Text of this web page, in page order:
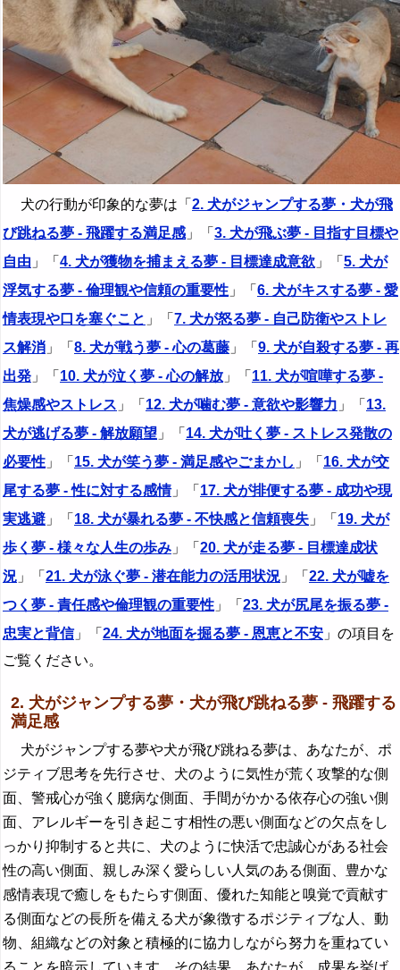
犬の行動が印象的な夢は「 2. 犬がジャンプする夢・犬が飛
び跳ねる夢 - 飛躍する満足感 」「 3. 犬が飛ぶ夢 - 目指す目標や
自由 」「 4. 犬が獲物を捕まえる夢 - 目標達成意欲 」「 5. 犬が
浮気する夢 - 倫理観や信頼の重要性 」「 6. 犬がキスする夢 - 愛
情表現や口を塞ぐこと 」「 7. 犬が怒る夢 - 自己防衛やストレ
ス解消 」「 8. 犬が戦う夢 - 心の葛藤 」「 9. 犬が自殺する夢 - 再
出発 」「 10. 犬が泣く夢 - 心の解放 」「 11. 犬が喧嘩する夢 -
焦燥感やストレス 」「 12. 犬が噛む夢 - 意欲や影響力 」「 13.
犬が逃げる夢 - 解放願望 」「 14. 犬が吐く夢 - ストレス発散の
必要性 」「 15. 犬が笑う夢 - 満足感やごまかし 」「 16. 犬が交
尾する夢 - 性に対する感情」「 17. 犬が排便する夢 - 成功や現
実逃避 」「 18. 犬が暴れる夢 - 不快感と信頼喪失 」「 19. 犬が
歩く夢 - 様々な人生の歩み 」「 20. 犬が走る夢 - 目標達成状
況 」「 21. 犬が泳ぐ夢 - 潜在能力の活用状況 」「 22. 犬が嘘を
つく夢 - 責任感や倫理観の重要性 」「 23. 犬が尻尾を振る夢 -
忠実と背信」「 24. 犬が地面を掘る夢 - 恩恵と不安 」の項目を
ご覧ください。
2. 犬がジャンプする夢・犬が飛び跳ねる夢 - 飛躍する
満足感
犬がジャンプする夢や犬が飛び跳ねる夢は、あなたが、ポ
ジティブ思考を先行させ、犬のように気性が荒く攻撃的な側
面、警戒心が強く臆病な側面、手間がかかる依存心の強い側
面、アレルギーを引き起こす相性の悪い側面などの欠点をし
っかり抑制すると共に、犬のように快活で忠誠心がある社会
性の高い側面、親しみ深く愛らしい人気のある側面、豊かな
感情表現で癒しをもたらす側面、優れた知能と嗅覚で貢献す
る側面などの長所を備える犬が象徴するポジティブな人、動
物、組織などの対象と積極的に協力しながら努力を重ねてい
ることを暗示しています。その結果、あなたが、成果を挙げ